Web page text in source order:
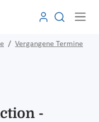
Vergangene Termine
-